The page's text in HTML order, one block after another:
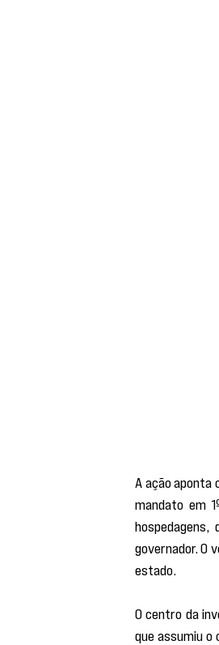
A ação aponta
mandato em
governador. O
estado.
O centro da
que assumiu o